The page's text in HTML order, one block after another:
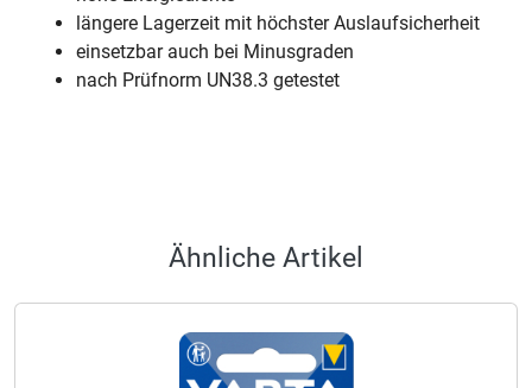
längere Lagerzeit mit höchster Auslaufsicherheit
einsetzbar auch bei Minusgraden
nach Prüfnorm UN38.3 getestet
Ähnliche Artikel